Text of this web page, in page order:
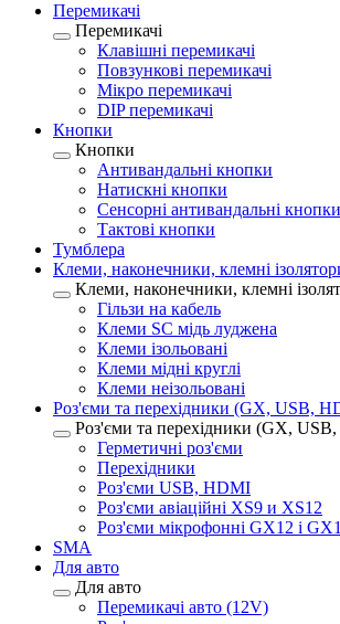
Перемикачі
Перемикачі
Клавішні перемикачі
Повзункові перемикачі
Мікро перемикачі
DIP перемикачі
Кнопки
Кнопки
Антивандальні кнопки
Натискні кнопки
Сенсорні антивандальні кнопки
Тактові кнопки
Тумблера
Клеми, наконечники, клемні
Клеми, наконечники, клемні
Гільзи на кабель
Клеми SC мідь луджена
Клеми ізольовані
Клеми мідні круглі
Клеми неізольовані
Роз'єми та перехідники (GX, USB,
Роз'єми та перехідники (GX,
Герметичні роз'єми
Перехідники
Роз'єми USB, HDMI
Роз'єми авіаційні XS9 и XS12
Роз'єми мікрофонні GX12 і
SMA
Для авто
Для авто
Перемикачі авто (12V)